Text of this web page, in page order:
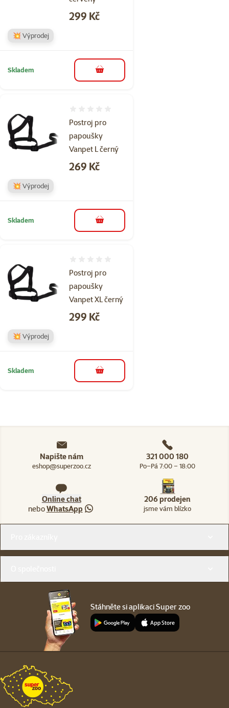
Cena
299 Kč
💥 Výprodej
Skladem do košíku
Postroj pro
papoušky
Vanpet L černý
Cena
269 Kč
💥 Výprodej
Skladem do košíku
Postroj pro
papoušky
Vanpet XL černý
Cena
299 Kč
💥 Výprodej
Skladem do košíku
Napište nám
eshop@superzoo.cz
321 000 180
Po–Pá 7:00 – 18:00
Online chat
neboWhatsApp
206 prodejen
jsme vám blízko
Stáhněte si aplikaci Super zoo